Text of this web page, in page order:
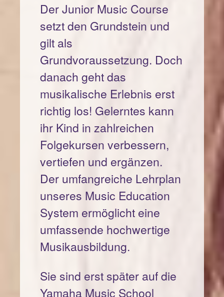
Der Junior Music Course
setzt den Grundstein und
gilt als
Grundvoraussetzung. Doch
danach geht das
musikalische Erlebnis erst
richtig los! Gelerntes kann
ihr Kind in zahlreichen
Folgekursen verbessern,
vertiefen und ergänzen.
Der umfangreiche Lehrplan
unseres Music Education
System ermöglicht eine
umfassende hochwertige
Musikausbildung.
Sie sind erst später auf die
Yamaha Music School